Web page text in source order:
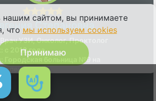
Степановна
УЗИ, Онколог, Проктолог
с 2012 года
Городская больница №9 на
18
нашим сайтом, вы принимаете
что мы используем cookies
Принимаю